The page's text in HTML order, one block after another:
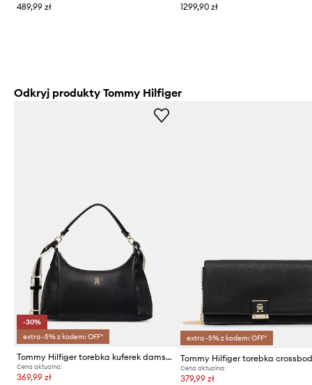
489,99 zł
1299,90 zł
Odkryj produkty Tommy Hilfiger
-30%
extra -5% z kodem: OFF*
Tommy Hilfiger torebka kuferek damska z imitacji skóry
Cena aktualna:
369,99 zł
extra -5% z kodem: OFF*
Cena aktualna:
379,99 zł